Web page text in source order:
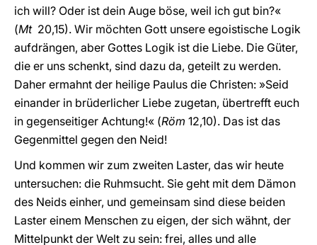
ich will? Oder ist dein Auge böse, weil ich gut bin?«
(Mt20,15). Wir möchten Gott unsere egoistische Logik
aufdrängen, aber Gottes Logik ist die Liebe. Die Güter,
die er uns schenkt, sind dazu da, geteilt zu werden.
Daher ermahnt der heilige Paulus die Christen: »Seid
einander in brüderlicher Liebe zugetan, übertrefft euch
in gegenseitiger Achtung!« (Röm 12,10). Das ist das
Gegenmittel gegen den Neid!
Und kommen wir zum zweiten Laster, das wir heute
untersuchen: die Ruhmsucht. Sie geht mit dem Dämon
des Neids einher, und gemeinsam sind diese beiden
Laster einem Menschen zu eigen, der sich wähnt, der
Mittelpunkt der Welt zu sein: frei, alles und alle